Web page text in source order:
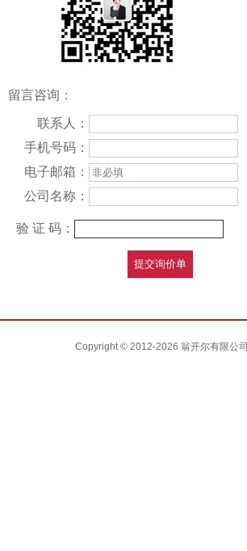
留言咨询：
联系人：
手机号码：
电子邮箱：
公司名称：
验 证 码：
Copyright © 2012-2026 翁开尔有限公司